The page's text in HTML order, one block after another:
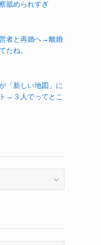
舐められすぎ
者と再婚へ→離婚
たね。
「新しい地図」に
→３人でってとこ